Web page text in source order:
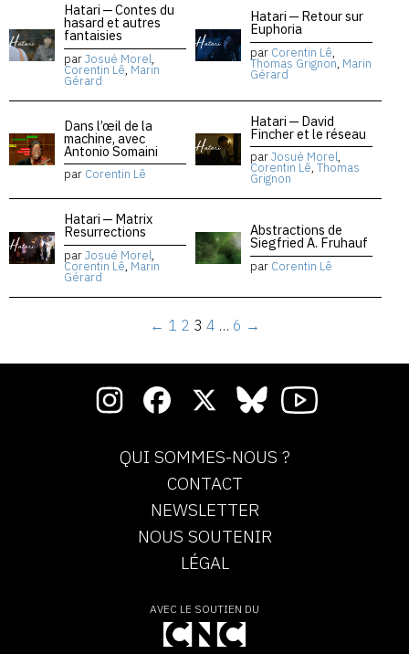
Hatari — Contes du
hasard et autres
fantaisies
parJosué Morel,
Corentin Lê, Marin
Gérard
Hatari — Retour sur
Euphoria
par Corentin Lê,
Thomas Grignon, Marin
Gérard
Dans l’œil de la
machine, avec
Antonio Somaini
par Corentin Lê
Hatari — David
Fincher et le réseau
parJosué Morel,
Corentin Lê, Thomas
Grignon
Hatari — Matrix
Resurrections
parJosué Morel,
Corentin Lê, Marin
Gérard
Abstractions de
Siegfried A. Fruhauf
par Corentin Lê
← 1 2 3 4 … 6 →
QUI SOMMES-NOUS ?
CONTACT
NEWSLETTER
NOUS SOUTENIR
LÉGAL
AVEC LE SOUTIEN DU